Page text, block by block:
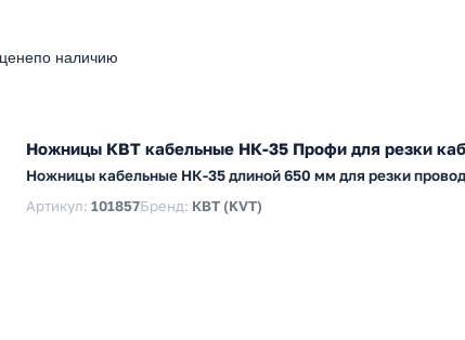
ценепо наличию
Ножницы КВТ кабельные НК-35 Профи для резки
Ножницы кабельные НК-35 длиной 650 мм для резки
Артикул: 101857Бренд: КВТ (KVT)